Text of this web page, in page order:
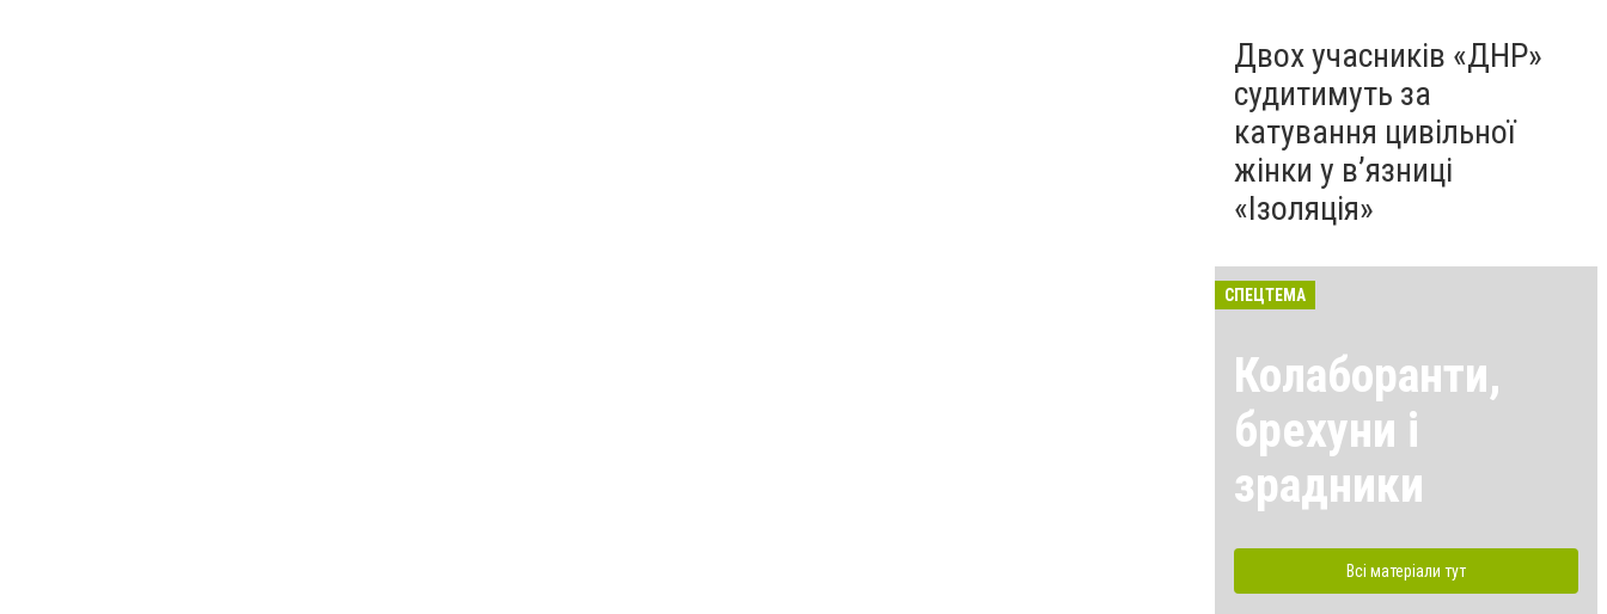
Двох учасників «ДНР»
судитимуть за
катування цивільної
жінки у в’язниці
«Ізоляція»
СПЕЦТЕМА
Колаборанти,
брехуни і
зрадники
Всі матеріали тут